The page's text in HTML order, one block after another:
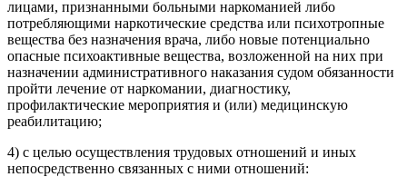
лицами, признанными больными наркоманией либо
потребляющими наркотические средства или психотропные
вещества без назначения врача, либо новые потенциально
опасные психоактивные вещества, возложенной на них при
назначении административного наказания судом обязанности
пройти лечение от наркомании, диагностику,
профилактические мероприятия и (или) медицинскую
реабилитацию;
4) с целью осуществления трудовых отношений и иных
непосредственно связанных с ними отношений: